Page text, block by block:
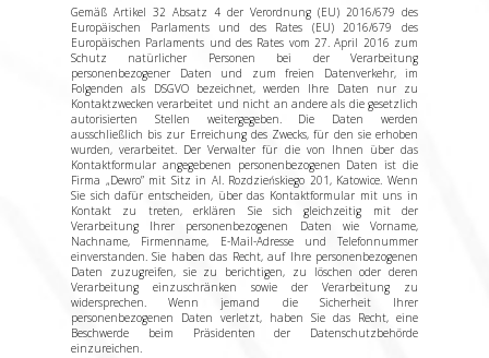
Gemäß Artikel 32 Absatz 4 der Verordnung (EU) 2016/679 des
Europäischen Parlaments und des Rates (EU) 2016/679 des
Europäischen Parlaments und des Rates vom 27. April 2016 zum
Schutz natürlicher Personen bei der Verarbeitung
personenbezogener Daten und zum freien Datenverkehr, im
Folgenden als DSGVO bezeichnet, werden Ihre Daten nur zu
Kontaktzwecken verarbeitet und nicht an andere als die gesetzlich
autorisierten Stellen weitergegeben. Die Daten werden
ausschließlich bis zur Erreichung des Zwecks, für den sie erhoben
wurden, verarbeitet. Der Verwalter für die von Ihnen über das
Kontaktformular angegebenen personenbezogenen Daten ist die
Firma „Dewro” mit Sitz in Al. Rozdzieńskiego 201, Katowice. Wenn
Sie sich dafür entscheiden, über das Kontaktformular mit uns in
Kontakt zu treten, erklären Sie sich gleichzeitig mit der
Verarbeitung Ihrer personenbezogenen Daten wie Vorname,
Nachname, Firmenname, E-Mail-Adresse und Telefonnummer
einverstanden. Sie haben das Recht, auf Ihre personenbezogenen
Daten zuzugreifen, sie zu berichtigen, zu löschen oder deren
Verarbeitung einzuschränken sowie der Verarbeitung zu
widersprechen. Wenn jemand die Sicherheit Ihrer
personenbezogenen Daten verletzt, haben Sie das Recht, eine
Beschwerde beim Präsidenten der Datenschutzbehörde
einzureichen.